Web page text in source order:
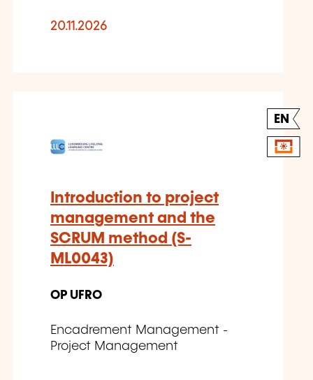
20.11.2026
EN
Introduction to project
management and the
SCRUM method (S-
ML0043)
OP UFRO
Encadrement Management -
Project Management